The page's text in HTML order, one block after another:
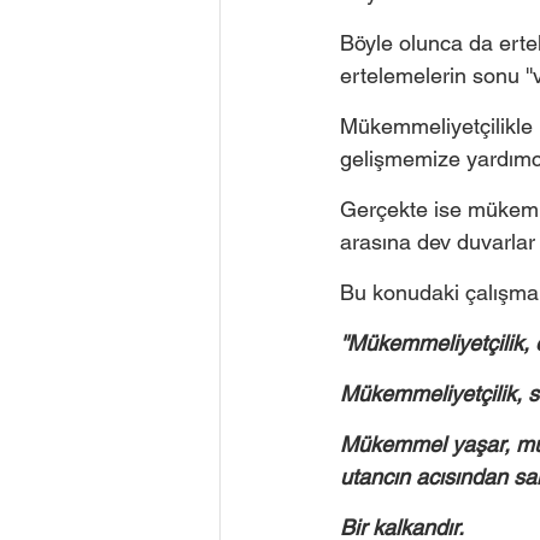
Böyle olunca da
ertelemelerin sonu
Mükemmeliyetçilikle
gelişmemize
Gerçekte ise
arasına dev
Bu konudaki
''Mükemmeliyetçilik,
Mükemmeliyetçilik,
Mükemmel yaşar,
utancın acısından
Bir kalkandır.